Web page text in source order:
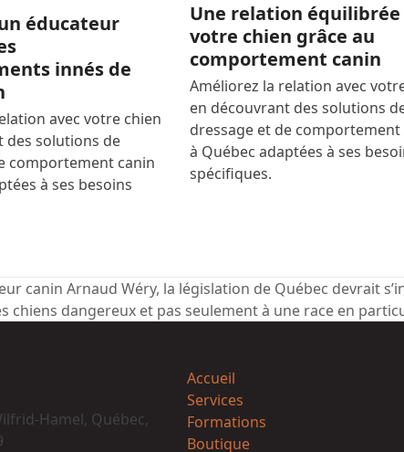
éducateur
innés de
avec votre chien
des solutions de
comportement canin
à ses besoins
Une relation équilibrée
votre chien grâce au
comportement canin
Améliorez la relation avec
en découvrant des solutions
dressage et de comportement
à Québec adaptées à ses
spécifiques.
canin Arnaud Wéry, la législation de Québec devrait
chiens dangereux et pas seulement à une race en
Hamel, Québec,
Accueil
Services
Formations
Boutique